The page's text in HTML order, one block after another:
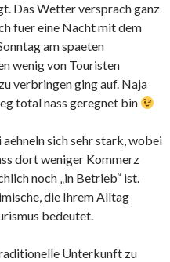
Das Wetter versprach ganz
fuer eine Nacht mit dem
am spaeten
wenig von Touristen
verbringen ging auf. Naja
total nass geregnet bin
sich sehr stark, wobei
dort weniger Kommerz
noch „in Betrieb“ ist.
die Ihrem Alltag
bedeutet.
Unterkunft zu